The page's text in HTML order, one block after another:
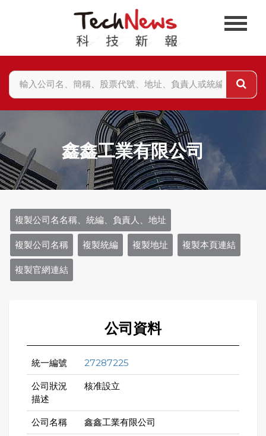
鑫鑫工業有限公司
複製公司名名稱、統編、負責人、地址
複製公司名稱 複製統編 複製地址 複製本頁連結
複製官網連結
公司資料
統一編號 27287225
公司狀況
描述
核准設立
公司名稱 鑫鑫工業有限公司